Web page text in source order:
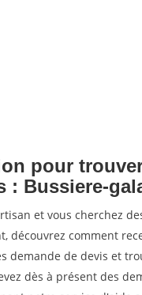
pour
: Bussiere-
et vous cherchez
découvrez comment
demande de devis et
dès à présent des